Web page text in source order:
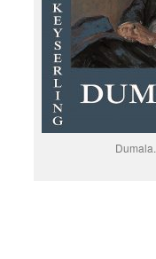
Dumala.